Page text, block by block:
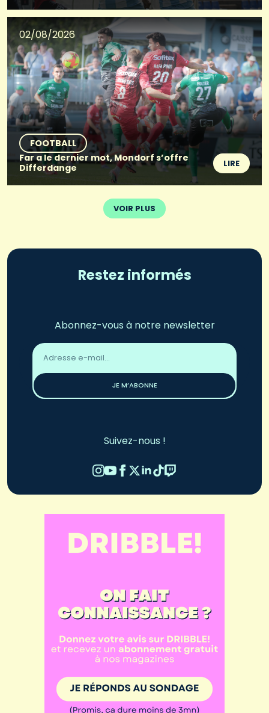
02/08/2026
FOOTBALL
Far a le dernier mot, Mondorf s’offre
Differdange
LIRE
VOIR PLUS
Restez informés
Abonnez-vous à notre newsletter
Adresse
email
JE M’ABONNE
Suivez-nous !